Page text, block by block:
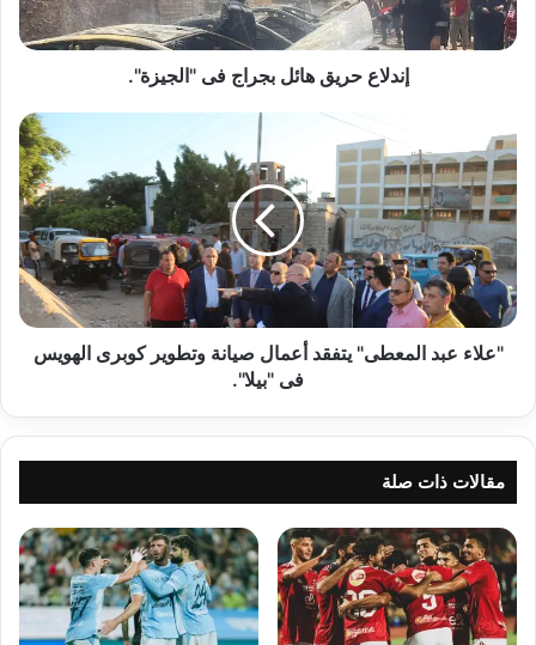
إندلاع حريق هائل بجراج فى "الجيزة".
عبد
المعطى"
يتفقد
أعمال
صيانة
وتطوير
كوبرى
الهويس
فى"علاء عبد المعطى" يتفقد أعمال صيانة وتطوير كوبرى الهويس
فى "بيلا".
مقالات ذات صلة